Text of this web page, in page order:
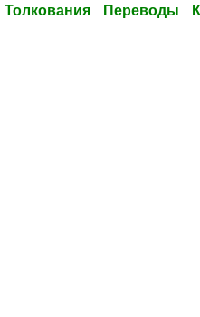
Толкования Переводы